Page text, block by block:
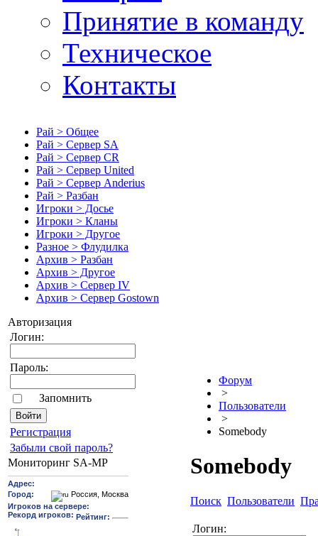
Принятие в команду
Техническое
Контакты
Рай > Общее
Рай > Сервер SA
Рай > Сервер CR
Рай > Сервер United
Рай > Сервер Anderius
Рай > Разбан
Игроки > Досье
Игроки > Кланы
Игроки > Другое
Разное > Флудилка
Архив > Разбан
Архив > Другое
Архив > Сервер IV
Архив > Сервер Gostown
Авторизация
Логин:
Пароль:
Запомнить
Pегиcтрaция
Забыли свой пароль?
Мониторинг SA-MP
Форум
>
Пользователи
>
Somebody
Somebody
Поиск Пользователи
Логин: